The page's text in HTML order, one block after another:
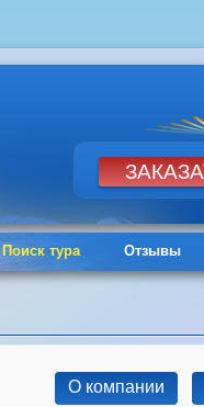
Поиск тура Отзывы
О компании